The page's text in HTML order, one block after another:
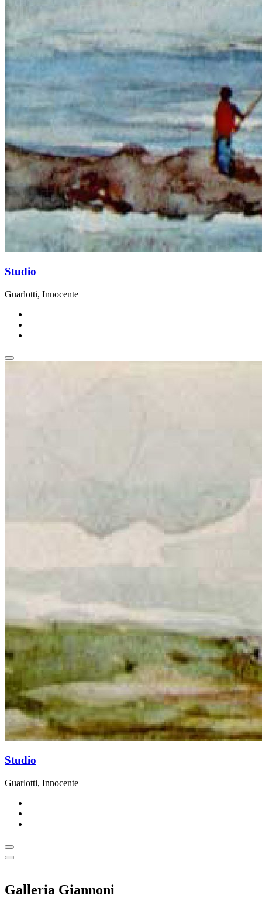
Studio
Guarlotti, Innocente
Studio
Guarlotti, Innocente
Galleria Giannoni